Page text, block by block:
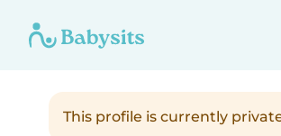
This profile is currently